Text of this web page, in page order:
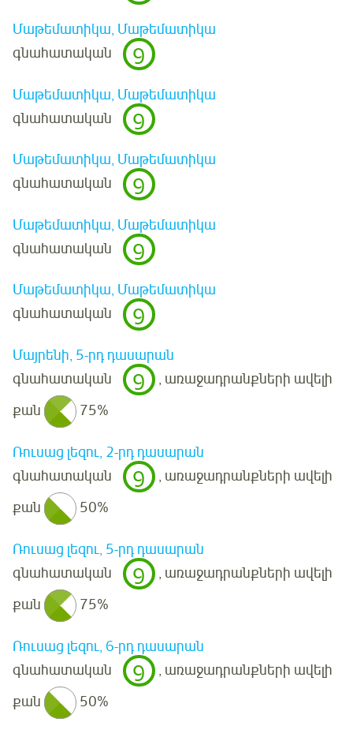
Մաթեմատիկա, Մաթեմատիկա
գնահատական
9
Մաթեմատիկա, Մաթեմատիկա
գնահատական
9
Մաթեմատիկա, Մաթեմատիկա
գնահատական
9
Մաթեմատիկա, Մաթեմատիկա
գնահատական
9
Մաթեմատիկա, Մաթեմատիկա
գնահատական
9
Մայրենի, 5-րդ դասարան
գնահատական
9
, առաջադրանքների ավելի
քան
75%
Ռուսաց լեզու, 2-րդ դասարան
գնահատական
9
, առաջադրանքների ավելի
քան
50%
Ռուսաց լեզու, 5-րդ դասարան
գնահատական
9
, առաջադրանքների ավելի
քան
75%
Ռուսաց լեզու, 6-րդ դասարան
գնահատական
9
, առաջադրանքների ավելի
քան
50%